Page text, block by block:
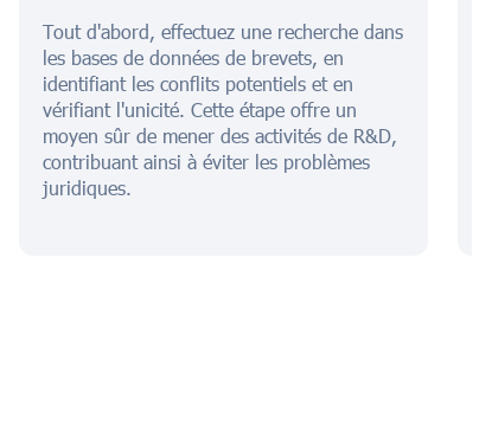
Tout d'abord, effectuez une recherche dans
les bases de données de brevets, en
identifiant les conflits potentiels et en
vérifiant l'unicité. Cette étape offre un
moyen sûr de mener des activités de R&D,
contribuant ainsi à éviter les problèmes
juridiques.